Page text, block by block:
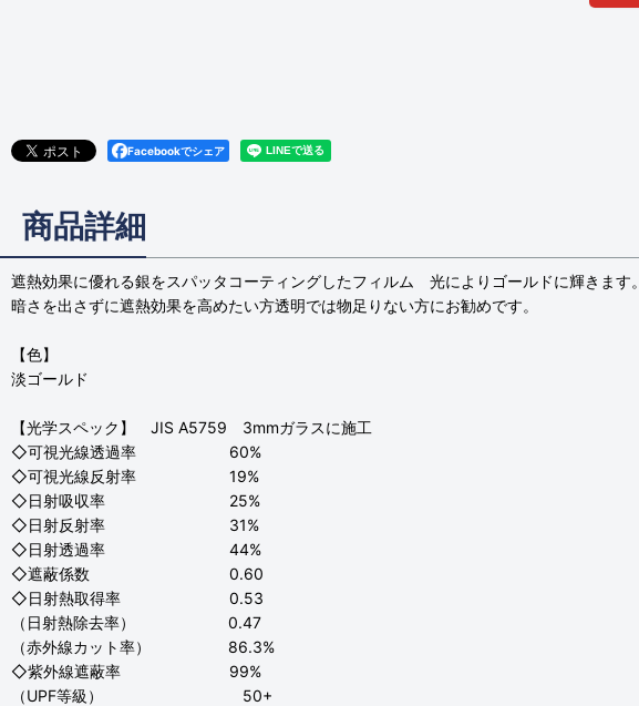
Facebookでシェア
商品詳細
遮熱効果に優れる銀をスパッタコーティングしたフィルム 光によりゴールドに輝きます。
暗さを出さずに遮熱効果を高めたい方透明では物足りない方にお勧めです。
【色】
淡ゴールド
【光学スペック】 JIS A5759 3mmガラスに施工
◇可視光線透過率 60%
◇可視光線反射率 19%
◇日射吸収率 25%
◇日射反射率 31%
◇日射透過率 44%
◇遮蔽係数 0.60
◇日射熱取得率 0.53
（日射熱除去率） 0.47
（赤外線カット率） 86.3%
◇紫外線遮蔽率 99%
（UPF等級） 50+